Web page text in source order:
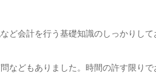
ど会計を行う基礎知識のしっかりし
などもありました。時間の許す限り